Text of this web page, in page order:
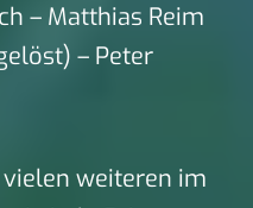
– Matthias Reim
– Peter
weiteren im